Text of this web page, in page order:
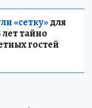
«сетку»для
тайно
гостей